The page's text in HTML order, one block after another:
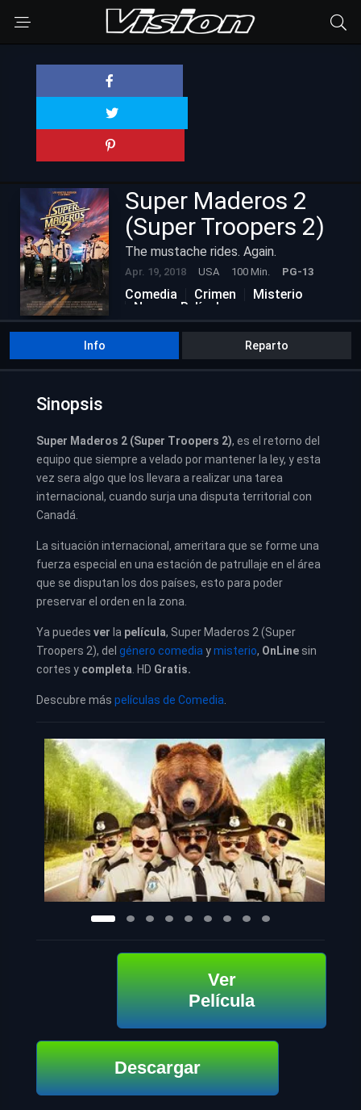
Super Maderos 2
(Super Troopers 2)
The mustache rides. Again.
Apr. 19, 2018 USA 100 Min. PG-13
Comedia Crimen
Misterio
Nuevas Películas
Info Reparto
Sinopsis
Super Maderos 2 (Super Troopers 2), es el retorno del
equipo que siempre a velado por mantener la ley, y esta
vez sera algo que los llevara a realizar una tarea
internacional, cuando surja una disputa territorial con
Canadá.
La situación internacional, ameritara que se forme una
fuerza especial en una estación de patrullaje en el área
que se disputan los dos países, esto para poder
preservar el orden en la zona.
Ya puedes ver la película, Super Maderos 2 (Super
Troopers 2), del género comediaymisterio, OnLine sin
cortes y completa. HD Gratis.
Descubre más películas de Comedia.
Ver
Película
Descargar